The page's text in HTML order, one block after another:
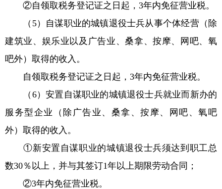
②自领取税务登记证之日起，3年内免征营业税。
（5）自谋职业的城镇退役士兵从事个体经营（除
建筑业、娱乐业以及广告业、桑拿、按摩、网吧、氧
吧外）取得的收入。
自领取税务登记证之日起，3年内免征营业税。
（6）安置自谋职业的城镇退役士兵就业而新办的
服务型企业（除广告业、桑拿、按摩、网吧、氧吧
外）取得的收入。
①新安置自谋职业的城镇退役士兵须达到职工总
数30％以上，并与其签订1年以上期限劳动合同；
②3年内免征营业税。